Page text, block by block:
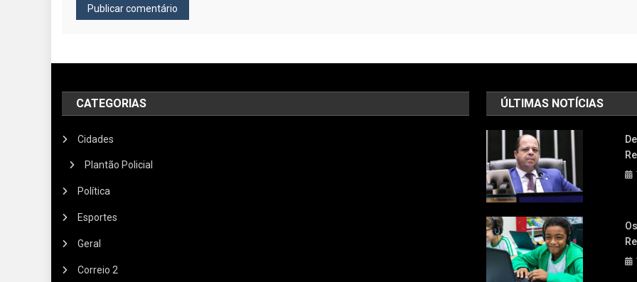
CATEGORIAS
Cidades
Plantão Policial
Política
Esportes
Geral
Correio 2
ÚLTIMAS NOTÍCIAS